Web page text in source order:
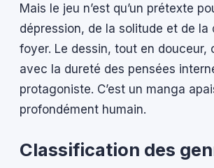
Mais le jeu n’est qu’un prétexte
dépression, de la solitude et de la
foyer. Le dessin, tout en douceur,
avec la dureté des pensées
protagoniste. C’est un manga
profondément humain.
Classification des